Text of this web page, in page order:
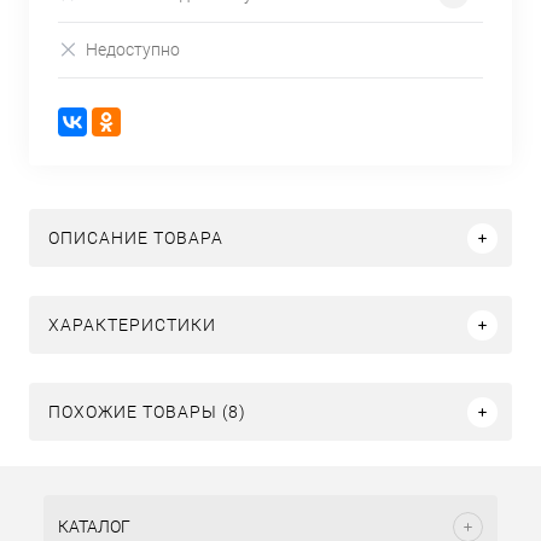
Недоступно
ОПИСАНИЕ ТОВАРА
ХАРАКТЕРИСТИКИ
ПОХОЖИЕ ТОВАРЫ (8)
КАТАЛОГ